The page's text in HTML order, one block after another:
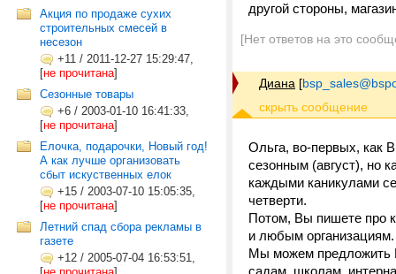
Акция по продаже сухих
строительных смесей в
несезон
+11 / 2011-12-27 15:29:47,
[не прочитана]
Сезонные товары
+6 / 2003-01-10 16:41:33,
[не прочитана]
Елочка, подарочки, Новый год!
А как лучше организовать
сбыт искуственных елок
+15 / 2003-07-10 15:05:35,
[не прочитана]
Летний спад сбора рекламы в
газете
+12 / 2005-07-04 16:53:51,
другой стороны,
[Нет ответов на это
Диана [
Ольга, во-первых, как
сезонным (август), но
каждыми каникулами
четверти.
Потом, Вы пишете про
и любым организациям.
Мы можем предложить
садам, школам,